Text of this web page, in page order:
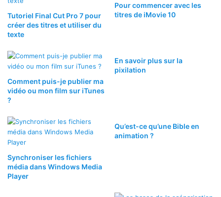
Tutoriel Final Cut Pro 7 pour
créer des titres et utiliser du
texte
Pour commencer avec les
titres de iMovie 10
Comment puis-je publier ma
vidéo ou mon film sur iTunes
?
En savoir plus sur la
pixilation
Synchroniser les fichiers
média dans Windows Media
Player
Qu’est-ce qu’une Bible en
animation ?